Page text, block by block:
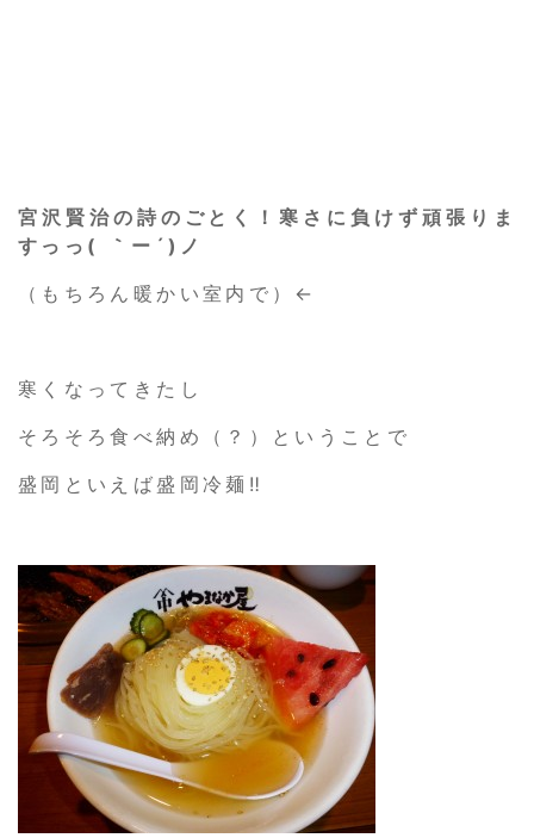
宮沢賢治の詩のごとく！寒さに負けず頑張りま
すっっ( ｀ー´)ノ
（もちろん暖かい室内で）←
寒くなってきたし
そろそろ食べ納め（？）ということで
盛岡といえば盛岡冷麺‼